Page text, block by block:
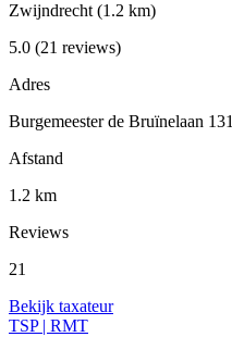
Zwijndrecht (1.2 km)
5.0 (21 reviews)
Adres
Burgemeester de Bruïnelaan 131
Afstand
1.2 km
Reviews
21
Bekijk taxateur
TSP | RMT